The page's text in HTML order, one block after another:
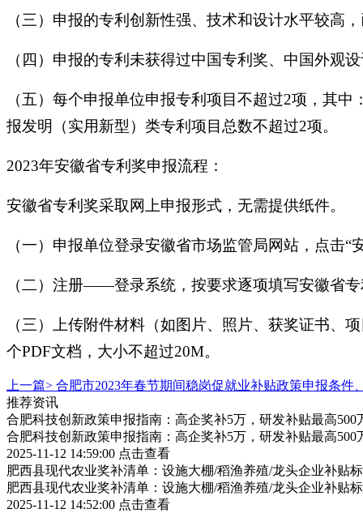
（三）申报的专利创新性强、技术和设计水平较高
（四）申报的专利未获得过中国专利奖、中国外观
（五）每个申报单位申报专利项目不超过2项，其
报发明（实用新型）类专利项目总数不超过2项。
2023年安徽省专利奖申报流程：
安徽省专利奖采取网上申报形式，无需提供纸件。
（一）申报单位登录安徽省市场监管局网站，点
（二）注册——登录系统，按要求逐项填写安徽省
（三）上传附件材料（如图片、照片、获奖证书、
个PDF文档，大小不超过20M。
上一篇> 合肥市2023年春节期间稳岗促就业补贴政策申报条件
推荐资讯
合肥科技创新政策申报指南：高企奖补5万，研发补贴最高500
合肥科技创新政策申报指南：高企奖补5万，研发补贴最高500
2025-11-12 14:59:00 点击查看
肥西县现代农业奖补清单：设施大棚/稻渔养殖/龙头企业补贴
肥西县现代农业奖补清单：设施大棚/稻渔养殖/龙头企业补贴
2025-11-12 14:52:00 点击查看